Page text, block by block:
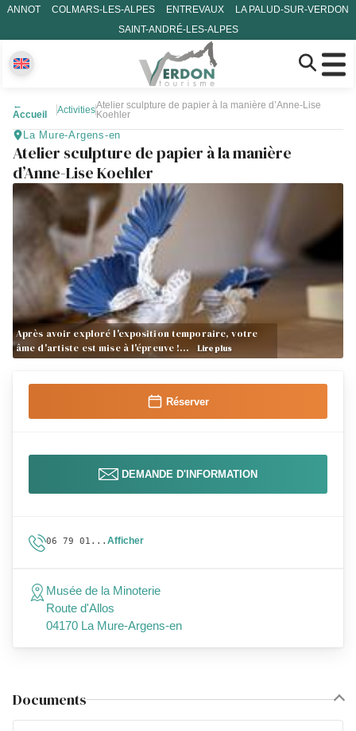
ANNOT COLMARS-LES-ALPES ENTREVAUX
LA PALUD-SUR-VERDON
SAINT-ANDRÉ-LES-ALPES
←
Accueil
ActivitiesAtelier sculpture de papier à la manière d’Anne-Lise
Koehler
La Mure-Argens-en
Atelier sculpture de papier à la manière
d’Anne-Lise Koehler
Après avoir exploré l'exposition temporaire, votre
âme d'artiste est mise à l'épreuve !…
Lire plus
Documents
Réserver
DEMANDE D'INFORMATION
06 79 01... Afficher
Musée de la Minoterie
Route d'Allos
04170 La Mure-Argens-en